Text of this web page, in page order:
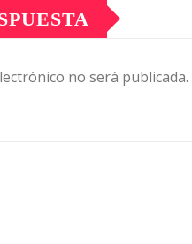
no será publicada.